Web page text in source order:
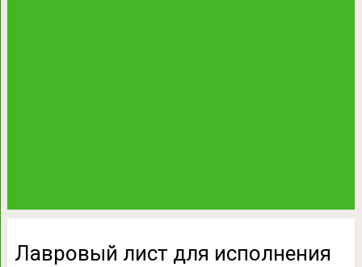
Лавровый лист для исполнения